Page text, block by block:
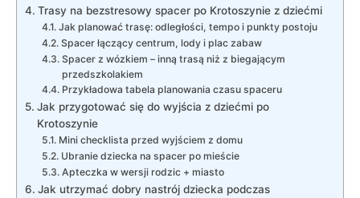
Trasy na bezstresowy spacer po Krotoszynie z dziećmi
Jak planować trasę: odległości, tempo i punkty postoju
Spacer łączący centrum, lody i plac zabaw
Spacer z wózkiem – inną trasą niż z biegającym
przedszkolakiem
Przykładowa tabela planowania czasu spaceru
Jak przygotować się do wyjścia z dziećmi po
Krotoszynie
Mini checklista przed wyjściem z domu
Ubranie dziecka na spacer po mieście
Apteczka w wersji rodzic + miasto
Jak utrzymać dobry nastrój dziecka podczas